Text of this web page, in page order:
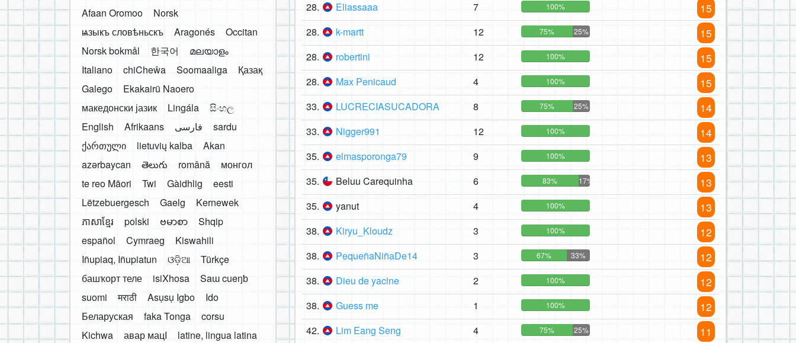
28. Eliassaaa 7 100% 15
28. k-martt 12 75% 25% 15
28. robertini 12 100% 15
28. Max Penicaud 4 100% 15
33. LUCRECIASUCADORA 8 75% 25% 14
33. Nigger991 12 100% 14
35. elmasporonga79 9 100% 13
35. Beluu Carequinha 6 83% 17% 13
35. yanut 4 100% 13
38. Kiryu_Kloudz 3 100% 12
38. PequeñaNiñaDe14 3 67% 33% 12
38. Dieu de yacine 2 100% 12
38. Guess me 1 100% 12
42. Lim Eang Seng 4 75% 25% 11
Afaan Oromoo
Norsk
ѩзыкъ словѣньскъ
Aragonés
Occitan
Norsk bokmål
한국어
മലയാളം
Italiano
chiCheŵa Soomaaliga
Қазақ
Galego
Ekakairũ Naoero
македонски јазик
Lingála
සිංහල
English
Afrikaans فارسی
sardu
ქართული
lietuvių kalba
Akan
azərbaycan
తెలుగు română
монгол
te reo Māori
Twi Gàidhlig
eesti
Lëtzebuergesch
Gaelg
Kernewek
ភាសាខ្មែរ
polski ဗမာစာ
Shqip
español
Cymraeg
Kiswahili
Iñupiaq, Iñupiatun
ଓଡ଼ିଆ
Türkçe
башҡорт теле
isiXhosa
Saɯ cueŋƅ
suomi
मराठी Asụsụ Igbo
Ido
Беларуская
faka Tonga
corsu
Kichwa
авар мацӀ
latine, lingua latina